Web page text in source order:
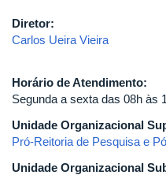
Diretor:
Carlos Ueira Vieira
Horário de Atendimento:
Segunda a sexta das 08h às
Unidade Organizacional
Pró-Reitoria de Pesquisa e
Unidade Organizacional